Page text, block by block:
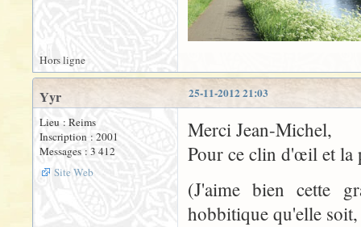
Hors ligne
25-11-2012 21:03
Yyr
Lieu : Reims
Inscription : 2001
Messages : 3 412
Site Web
Merci Jean-Michel,
Pour ce clin d'œil et la
(J'aime bien cette
hobbitique qu'elle